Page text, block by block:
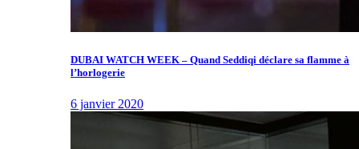
DUBAI WATCH WEEK – Quand Seddiqi déclare sa flamme à
l’horlogerie
6 janvier 2020